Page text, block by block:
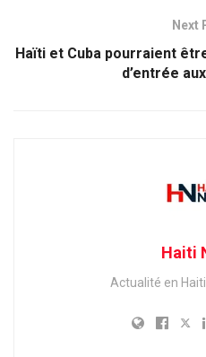
Next
Haïti et Cuba pourraient
d’entrée
Haiti
Actualité en